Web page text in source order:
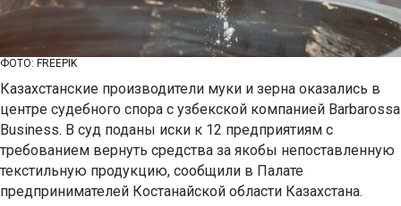
ФОТО: FREEPIK
Казахстанские производители муки и зерна оказались в
центре судебного спора с узбекской компанией Barbarossa
Business. В суд поданы иски к 12 предприятиям с
требованием вернуть средства за якобы непоставленную
текстильную продукцию, сообщили в Палате
предпринимателей Костанайской области Казахстана.